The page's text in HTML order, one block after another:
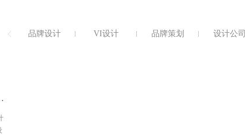
品牌设计 VI设计 品牌策划 设计公司
庭马荟俱乐部